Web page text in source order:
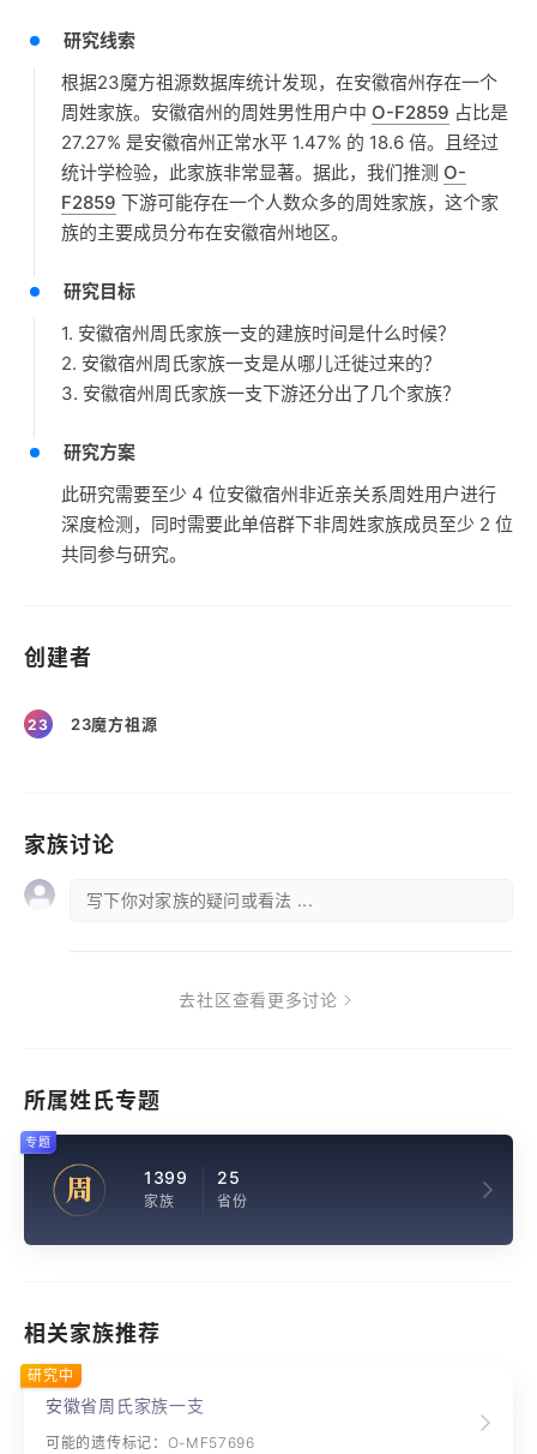
研究线索
根据23魔方祖源数据库统计发现，在安徽宿州存在一个
周姓家族。安徽宿州的周姓男性用户中 O-F2859 占比是
27.27% 是安徽宿州正常水平 1.47% 的 18.6 倍。且经过
统计学检验，此家族非常显著。据此，我们推测 O-
F2859 下游可能存在一个人数众多的周姓家族，这个家
族的主要成员分布在安徽宿州地区。
研究目标
1. 安徽宿州周氏家族一支的建族时间是什么时候？
2. 安徽宿州周氏家族一支是从哪儿迁徙过来的？
3. 安徽宿州周氏家族一支下游还分出了几个家族？
研究方案
此研究需要至少 4 位安徽宿州非近亲关系周姓用户进行
深度检测，同时需要此单倍群下非周姓家族成员至少 2 位
共同参与研究。
创建者
23 23魔方祖源
家族讨论
写下你对家族的疑问或看法 ...
去社区查看更多讨论
所属姓氏专题
周 1399
家族
25
省份
专题
相关家族推荐
安徽省周氏家族一支
可能的遗传标记：O-MF57696
研究中